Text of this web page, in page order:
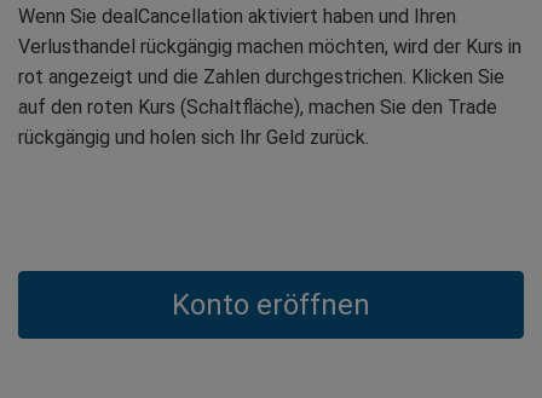
Wenn Sie dealCancellation aktiviert haben und Ihren
Verlusthandel rückgängig machen möchten, wird der Kurs in
rot angezeigt und die Zahlen durchgestrichen. Klicken Sie
auf den roten Kurs (Schaltfläche), machen Sie den Trade
rückgängig und holen sich Ihr Geld zurück.
Konto eröffnen